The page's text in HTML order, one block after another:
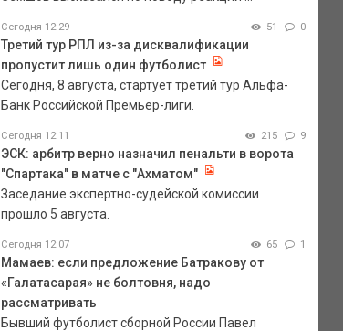
Сегодня 12:29 51 0
Третий тур РПЛ из-за дисквалификации
пропустит лишь один футболист
Сегодня, 8 августа, стартует третий тур Альфа-
Банк Российской Премьер-лиги.
Сегодня 12:11 215 9
ЭСК: арбитр верно назначил пенальти в ворота
"Спартака" в матче с "Ахматом"
Заседание экспертно-судейской комиссии
прошло 5 августа.
Сегодня 12:07 65 1
Мамаев: если предложение Батракову от
«Галатасарая» не болтовня, надо
рассматривать
Бывший футболист сборной России Павел